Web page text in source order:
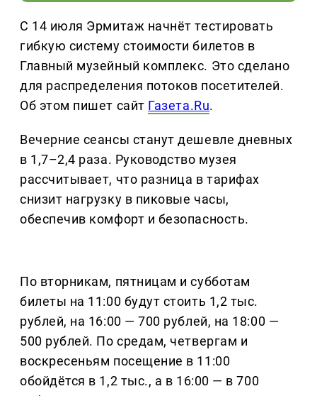
С 14 июля Эрмитаж начнёт тестировать
гибкую систему стоимости билетов в
Главный музейный комплекс. Это сделано
для распределения потоков посетителей.
Об этом пишет сайт Газета.Ru.
Вечерние сеансы станут дешевле дневных
в 1,7–2,4 раза. Руководство музея
рассчитывает, что разница в тарифах
снизит нагрузку в пиковые часы,
обеспечив комфорт и безопасность.
По вторникам, пятницам и субботам
билеты на 11:00 будут стоить 1,2 тыс.
рублей, на 16:00 — 700 рублей, на 18:00 —
500 рублей. По средам, четвергам и
воскресеньям посещение в 11:00
обойдётся в 1,2 тыс., а в 16:00 — в 700